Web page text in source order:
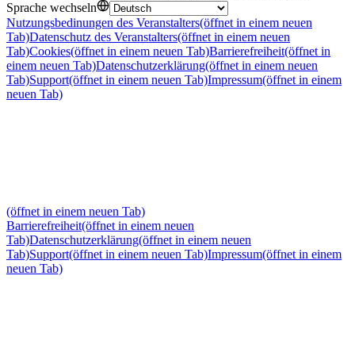
Sprache wechseln
Nutzungsbedinungen des Veranstalters(öffnet in einem neuen
Tab)Datenschutz des Veranstalters(öffnet in einem neuen
Tab)Cookies(öffnet in einem neuen Tab)Barrierefreiheit(öffnet in
einem neuen Tab)Datenschutzerklärung(öffnet in einem neuen
Tab)Support(öffnet in einem neuen Tab)Impressum(öffnet in einem
neuen Tab)
(öffnet in einem neuen Tab)
Barrierefreiheit(öffnet in einem neuen
Tab)Datenschutzerklärung(öffnet in einem neuen
Tab)Support(öffnet in einem neuen Tab)Impressum(öffnet in einem
neuen Tab)